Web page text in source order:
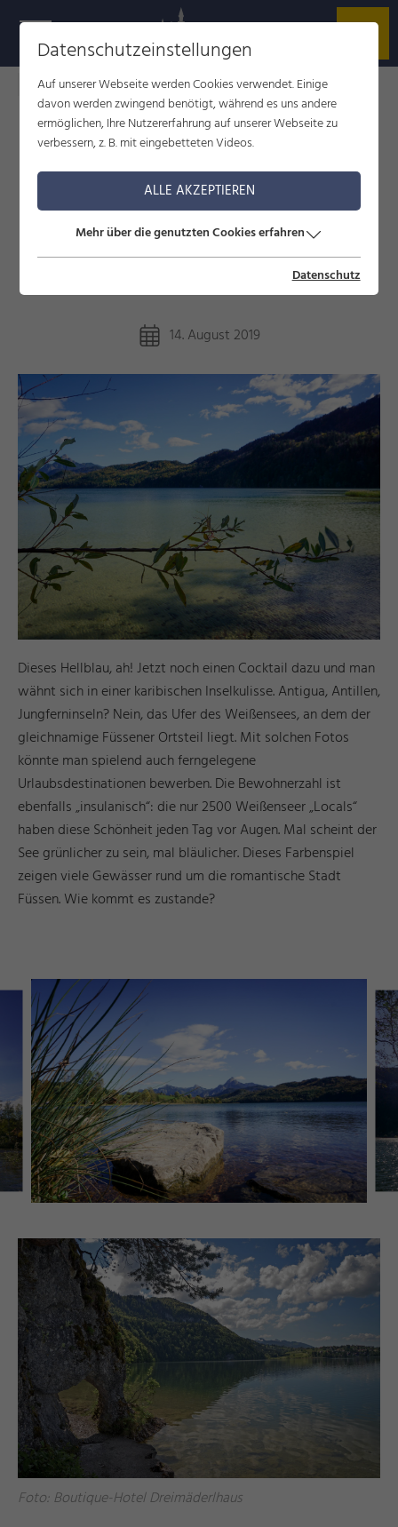
Füssen im Allgäu Blog Alles Photoshop oder was?
ALLES PHOTOSHOP ODER
WAS?
Karibisches Farbenspiel rund um
14. August 2019
Dieses Hellblau, ah! Jetzt noch einen Cocktail dazu und man
wähnt sich in einer karibischen Inselkulisse. Antigua, Antillen,
Jungferninseln? Nein, das Ufer des Weißensees, an dem der
gleichnamige Füssener Ortsteil liegt. Mit solchen Fotos
könnte man spielend auch ferngelegene
Urlaubsdestinationen bewerben. Die Bewohnerzahl ist
ebenfalls „insulanisch“: die nur 2500 Weißenseer „Locals“
haben diese Schönheit jeden Tag vor Augen. Mal scheint der
See grünlicher zu sein, mal bläulicher. Dieses Farbenspiel
zeigen viele Gewässer rund um die romantische Stadt
Füssen. Wie kommt es zustande?
Foto: Boutique-Hotel Dreimäderlhaus
Datenschutzeinstellungen
Auf unserer Webseite werden Cookies verwendet. Einige
davon werden zwingend benötigt, während es uns andere
ermöglichen, Ihre Nutzererfahrung auf unserer Webseite zu
verbessern, z. B. mit eingebetteten Videos.
ALLE AKZEPTIEREN
Mehr über die genutzten Cookies erfahren
Datenschutz